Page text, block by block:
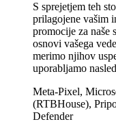
S sprejetjem teh
prilagojene vašim
promocije za naše
osnovi vašega
merimo njihov
uporabljamo
Meta-Pixel,
(RTBHouse),
Defender